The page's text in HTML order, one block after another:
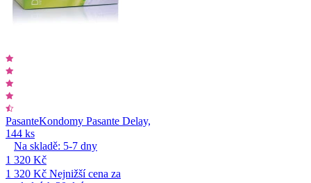
PasanteKondomy Pasante Delay,
144 ks
Na skladě: 5-7 dny
1 320 Kč
1 320 Kč Nejnižší cena za